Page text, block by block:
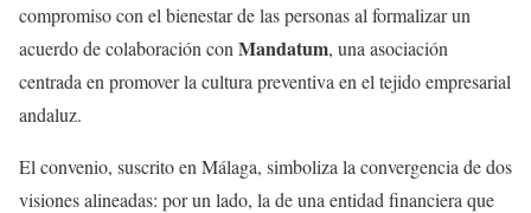
compromiso con el bienestar de las personas al formalizar un
acuerdo de colaboración con Mandatum, una asociación
centrada en promover la cultura preventiva en el tejido empresarial
andaluz.
El convenio, suscrito en Málaga, simboliza la convergencia de dos
visiones alineadas: por un lado, la de una entidad financiera que